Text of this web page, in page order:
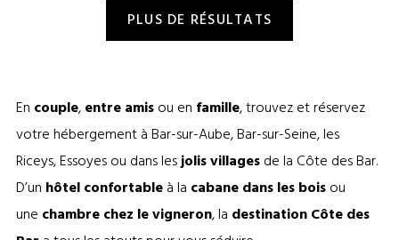
PLUS DE RÉSULTATS
En couple,entre amisou en famille, trouvez et réservez
votre hébergement à Bar-sur-Aube, Bar-sur-Seine, les
Riceys, Essoyes ou dans lesjolis villagesde la Côte des Bar.
D’un hôtel confortableà la cabane dans les boisou
une chambre chez le vigneron, la destination Côte des